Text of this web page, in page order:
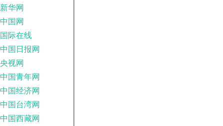
新华网
中国网
国际在线
中国日报网
央视网
中国青年网
中国经济网
中国台湾网
中国西藏网